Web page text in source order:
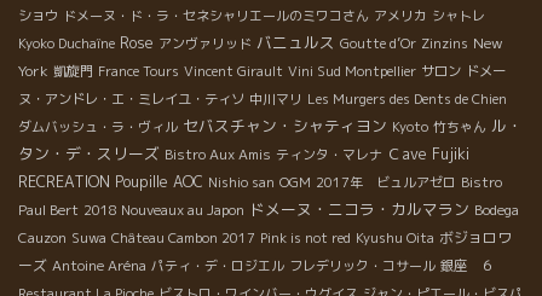
ショウ ドメーヌ・ド・ラ・セネシャリエールのミワコさん アメリカ シャトレ
Kyoko Duchaîne Rose アンヴァリッド バニュルス Goutte d’Or Zinzins New
York 凱旋門 France Tours Vincent Girault Vini Sud Montpellier サロン ドメー
ヌ・アンドレ・エ・ミレイユ・ティソ 中川マリ Les Murgers des Dents de Chien
ダムバッシュ・ラ・ヴィル セバスチャン・シャティヨン Kyoto 竹ちゃん ル・
タン・デ・スリーズ Bistro Aux Amis ティンタ・マレナ Ｃave Fujiki
RECREATION Poupille AOC Nishio san OGM 2017年 ビュルアゼロ Bistro
Paul Bert 2018 Nouveaux au Japon ドメーヌ・ニコラ・カルマラン Bodega
Cauzon Suwa Château Cambon 2017 Pink is not red Kyushu Oita ボジョロワ
ーズ Antoine Aréna パティ・デ・ロジエル フレデリック・コサール 銀座 ６